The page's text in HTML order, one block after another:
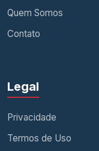
Quem Somos
Contato
Legal
Privacidade
Termos de Uso